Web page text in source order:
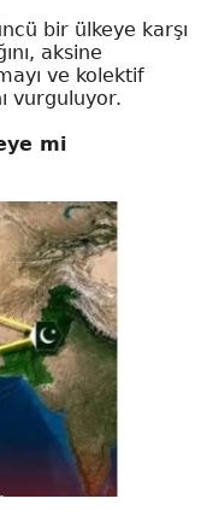
bir ülkeye karşı
aksine
ve kolektif
vurguluyor.
mi